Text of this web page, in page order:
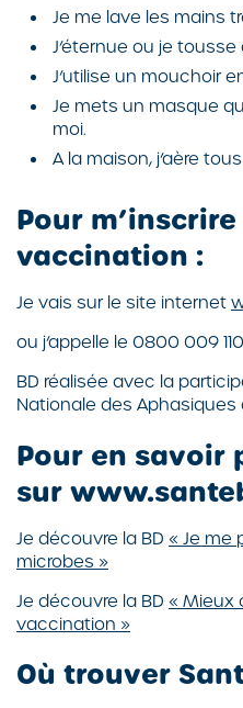
Je me lave les mains
J’éternue ou je
J’utilise un mouchoir
Je mets un masque
moi.
A la maison, j’aère
Pour
vaccination :
Je vais sur le site internet
ou j’appelle le 0800 009 110
BD réalisée avec la
Nationale des Aphasiques
Pour en savoir
sur
Je découvre la BD « Je me
microbes »
Je découvre la BD « Mieux
vaccination »
Où trouver